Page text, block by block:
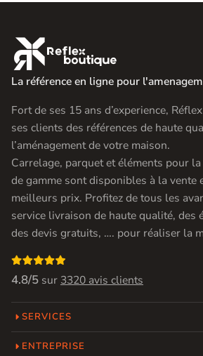

La référence en ligne pour
Fort de ses 15 ans d’experience,
ses clients des références de haute
l’aménagement de votre maison.
Carrelage, parquet et éléments pour
de gamme sont disponibles à la vente
meilleurs prix. Profitez de tous les
service livraison de haute qualité, des
des devis gratuits, …. pour réaliser la

4.8/5 sur 3320 avis clients
SERVICES
ENTREPRISE